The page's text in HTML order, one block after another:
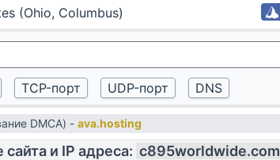
(Ohio, Columbus)
DMCA) -ava.hosting
и IP адреса: c895worldwide.com